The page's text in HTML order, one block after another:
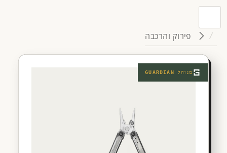
פירוק והרכבה
מנוהל GUARDIAN